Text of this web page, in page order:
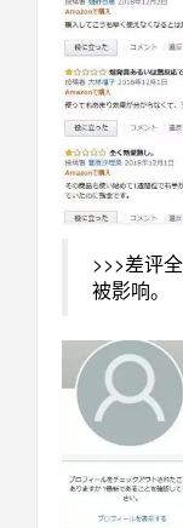
>>>差评
被影响。